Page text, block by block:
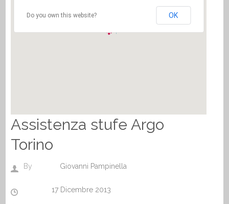
Do you own this website? OK
Assistenza stufe Argo
Torino
By Giovanni Pampinella
17 Dicembre 2013